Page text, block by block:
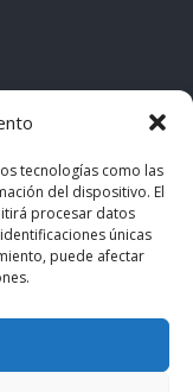
tecnologías como las
del dispositivo. El
procesar datos
únicas
puede afectar
by casiMedicos